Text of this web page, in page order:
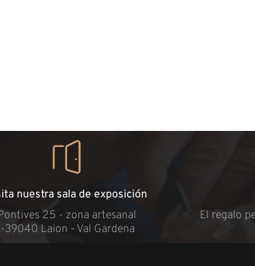
nuestra sala de exposición
25 - zona artesanal
39040 Laion - Val Gardena
El regalo